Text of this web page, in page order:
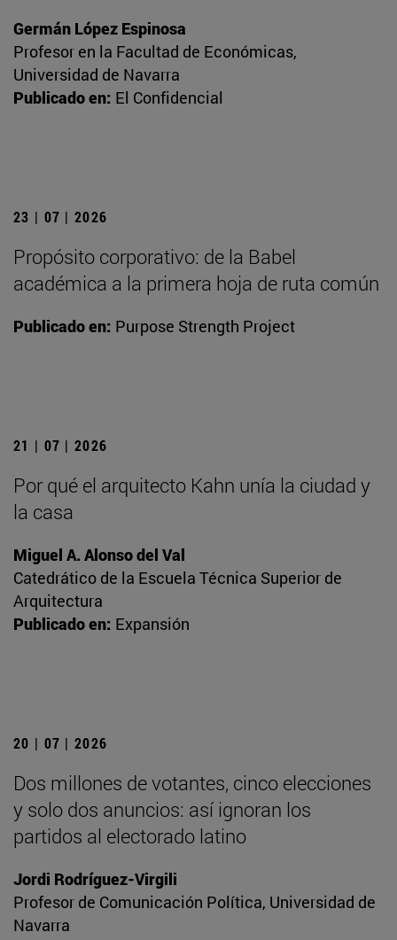
Germán López Espinosa
Profesor en la Facultad de Económicas,
Universidad de Navarra
Publicado en: El Confidencial
23 | 07 | 2026
Propósito corporativo: de la Babel
académica a la primera hoja de ruta común
Publicado en: Purpose Strength Project
21 | 07 | 2026
Por qué el arquitecto Kahn unía la ciudad y
la casa
Miguel A. Alonso del Val
Catedrático de la Escuela Técnica Superior de
Arquitectura
Publicado en: Expansión
20 | 07 | 2026
Dos millones de votantes, cinco elecciones
y solo dos anuncios: así ignoran los
partidos al electorado latino
Jordi Rodríguez-Virgili
Profesor de Comunicación Política, Universidad de
Navarra